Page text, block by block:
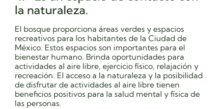
la naturaleza.
El bosque proporciona áreas verdes y espacios
recreativos para los habitantes de la Ciudad de
México. Estos espacios son importantes para el
bienestar humano. Brinda oportunidades para
actividades al aire libre, ejercicio físico, relajación y
recreación. El acceso a la naturaleza y la posibilidad
de disfrutar de actividades al aire libre tienen
beneficios positivos para la salud mental y física de
las personas.